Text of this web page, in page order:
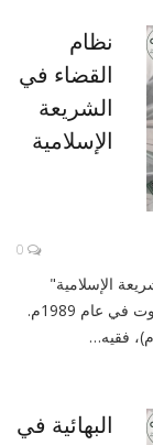
نظام
القضاء في
الشريعة
الإسلامية
0
الإسلامية"
للدكتور عبد الكريم زيدان، عن مؤسسة الرسالة ببيروت في عام 1989م.
البهائية في